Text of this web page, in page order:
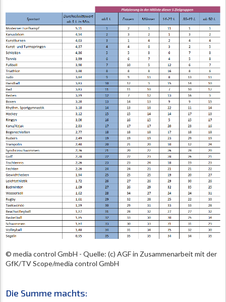
© media control GmbH - Quelle: (c) AGF in Zusammenarbeit mit der
GfK/TV Scope/media control GmbH
Die Summe machts: